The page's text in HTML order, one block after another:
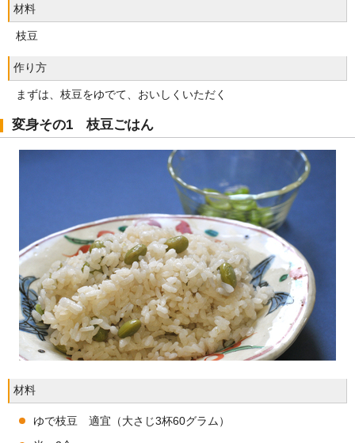
材料
枝豆
作り方
まずは、枝豆をゆでて、おいしくいただく
変身その1 枝豆ごはん
材料
ゆで枝豆 適宜（大さじ3杯60グラム）